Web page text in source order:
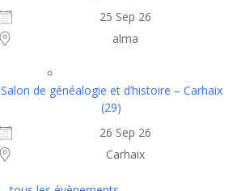
25 Sep 26
alma
Salon de généalogie et d’histoire – Carhaix
(29)
26 Sep 26
Carhaix